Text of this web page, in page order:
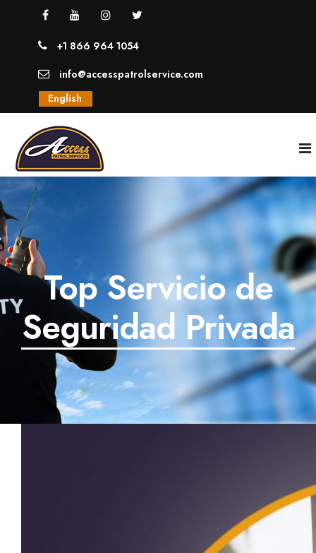
+1 866 964 1054
info@accesspatrolservice.com
English
INICIO
NOSOTROS
SERVICIOS
GUARDIAS UNIFORMADOS
SECTORES
TECNOLOGÍA
TRABAJOS
Top Servicio de
Seguridad Privada